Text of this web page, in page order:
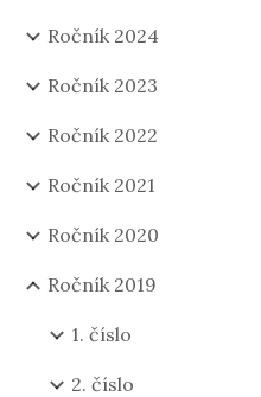
Ročník 2024
Ročník 2023
Ročník 2022
Ročník 2021
Ročník 2020
Ročník 2019
1. číslo
2. číslo